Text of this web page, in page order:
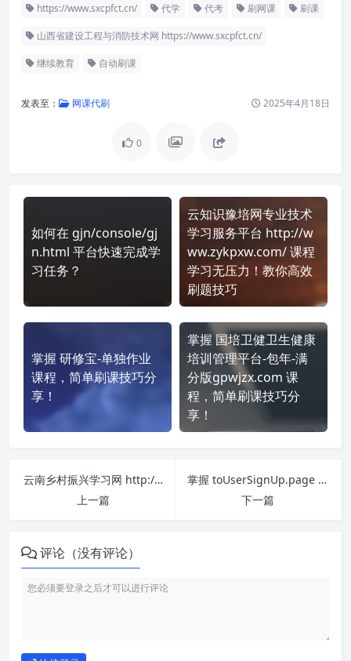
https://www.sxcpfct.cn/ 代学 代考 刷网课 刷课
山西省建设工程与消防技术网 https://www.sxcpfct.cn/
继续教育 自动刷课
发表至： 网课代刷 2025年4月18日
0
如何在 gjn/console/gj
n.html 平台快速完成学
习任务？
云知识豫培网专业技术
学习服务平台 http://w
ww.zykpxw.com/ 课程
学习无压力！教你高效
刷题技巧
掌握 研修宝-单独作业
课程，简单刷课技巧分
享！
掌握 国培卫健卫生健康
培训管理平台-包年-满
分版gpwjzx.com 课
程，简单刷课技巧分
享！
云南乡村振兴学习网 http://www.ynxczx.cn/portal 刷课也能轻松过！简单技巧大公开
上一篇
掌握 toUserSignUp.page 课程，简单刷课技巧分享！
下一篇
评论（没有评论）